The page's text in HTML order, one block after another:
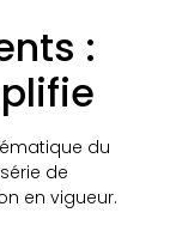
:
du
de
en vigueur.